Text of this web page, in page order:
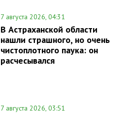
7 августа 2026, 04:31
В Астраханской области
нашли страшного, но очень
чистоплотного паука: он
расчесывался
7 августа 2026, 03:51